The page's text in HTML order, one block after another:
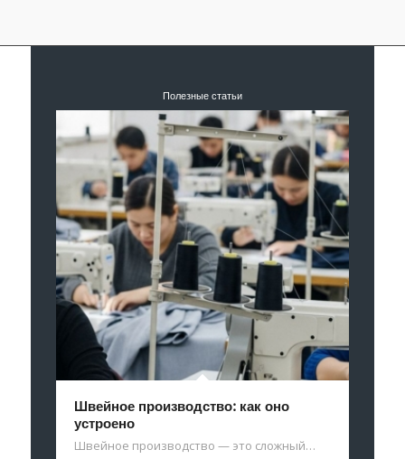
Полезные статьи
Швейное производство: как оно
устроено
Швейное производство — это сложный…